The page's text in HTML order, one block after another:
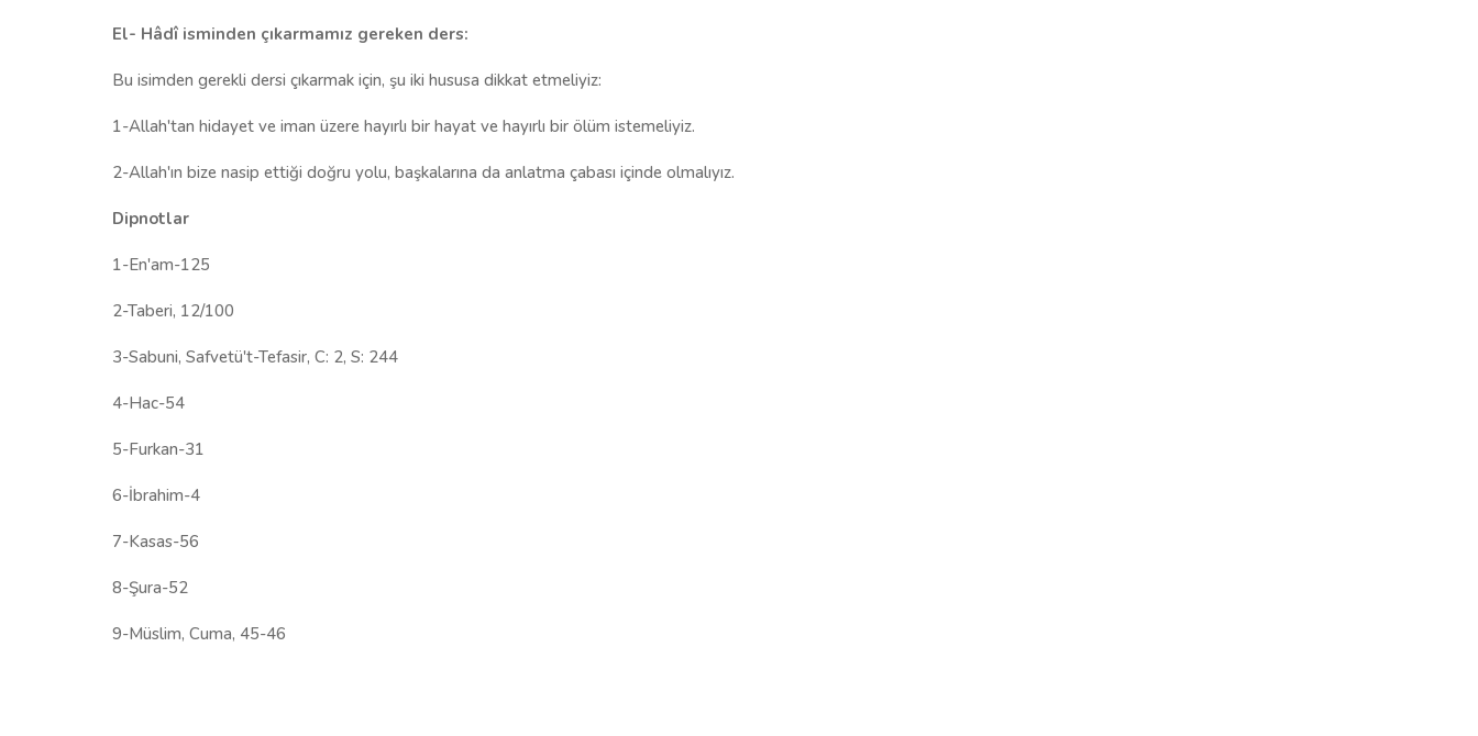
El- Hâdî isminden çıkarmamız gereken ders:
Bu isimden gerekli dersi çıkarmak için, şu iki hususa dikkat etmeliyiz:
1-Allah'tan hidayet ve iman üzere hayırlı bir hayat ve hayırlı bir ölüm istemeliyiz.
2-Allah'ın bize nasip ettiği doğru yolu, başkalarına da anlatma çabası içinde olmalıyız.
Dipnotlar
1-En'am-125
2-Taberi, 12/100
3-Sabuni, Safvetü't-Tefasir, C: 2, S: 244
4-Hac-54
5-Furkan-31
6-İbrahim-4
7-Kasas-56
8-Şura-52
9-Müslim, Cuma, 45-46